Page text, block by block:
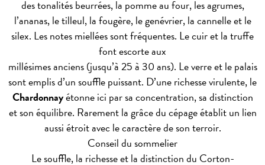
des tonalités beurrées, la pomme au four, les agrumes,
l’ananas, le tilleul, la fougère, le genévrier, la cannelle et le
silex. Les notes miellées sont fréquentes. Le cuir et la truffe
font escorte aux
millésimes anciens (jusqu’à 25 à 30 ans). Le verre et le palais
sont emplis d’un souffle puissant. D’une richesse virulente, le
Chardonnayétonne ici par sa concentration, sa distinction
et son équilibre. Rarement la grâce du cépage établit un lien
aussi étroit avec le caractère de son terroir.
Conseil du sommelier
Le souffle, la richesse et la distinction du Corton-